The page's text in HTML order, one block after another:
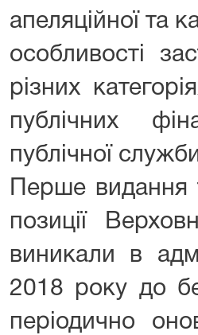
апеляційної та
особливості
різних
публічних
публічної
Перше видання
позиції
виникали в
2018 року до
періодично